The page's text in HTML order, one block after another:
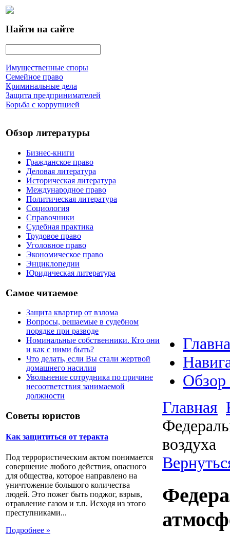
Найти на сайте
Имущественные споры
Семейное право
Криминальные дела
Защита предпринимателей
Борьба с коррупцией
Обзор литературы
Бизнес-книги
Гражданское право
Деловая литература
Историческая литература
Международное право
Политическая литература
Социология
Справочники
Судебная практика
Трудовое право
Уголовное право
Экономическое право
Энциклопедии
Юридическая литература
Самое читаемое
Защита квартир от взлома
Вопросы, решаемые в судебном
порядке при разводе
Номинальные собственники. Кто они
и как с ними быть?
Что делать, если Вы стали жертвой
домашнего насилия
Увольнение сотрудника по причине
несоответствия занимаемой
должности
Советы юристов
Как защититься от теракта
Под террористическим актом понимается
совершение любого действия, опасного
для общества, которое направлено на
уничтожение большого количества
людей. Это пожег быть поджог, взрыв,
отравление газом и т.п. Исходя из этого
преступниками...
Подробнее »
Обзор
Главная
воздуха